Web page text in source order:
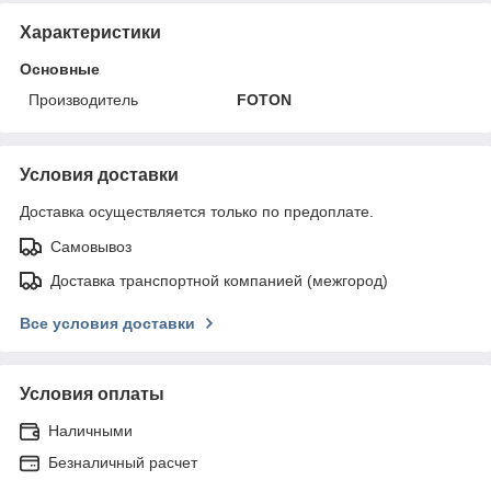
Характеристики
Основные
Производитель
FOTON
Условия доставки
Доставка осуществляется только по предоплате.
Самовывоз
Доставка транспортной компанией (межгород)
Все условия доставки
Условия оплаты
Наличными
Безналичный расчет